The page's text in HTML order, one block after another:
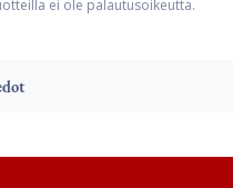
ei ole palautusoikeutta.